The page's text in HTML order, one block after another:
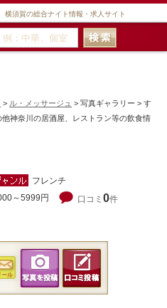
横須賀の総合ナイト情報・求人サイト
> ル・メッサージュ > 写真ギャラリー > す
神奈川の居酒屋、レストラン等の飲食情
フレンチ
～5999円 口コミ 0件